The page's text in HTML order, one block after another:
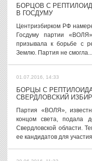
БОРЦОВ С
В ГОСДУМУ
Центризбирком РФ
Госдуму партии
призывала к борьбе с
Землю. Партия не смогла...
01.07.2016, 14:33
БОРЦЫ С
СВЕРДЛОВСКИЙ
Партия «ВОЛЯ»,
концом света, подала
Свердловской области.
ее кандидатов для